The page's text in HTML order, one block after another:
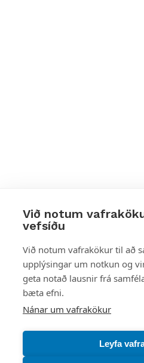
Við notum
vefsíðu
Við notum vafrakökur til að
upplýsingar um notkun og
geta notað lausnir frá
bæta efni.
Nánar um vafrakökur
Leyfa
Styttu þér leið
Mest skoðað
Starfsstöðvar